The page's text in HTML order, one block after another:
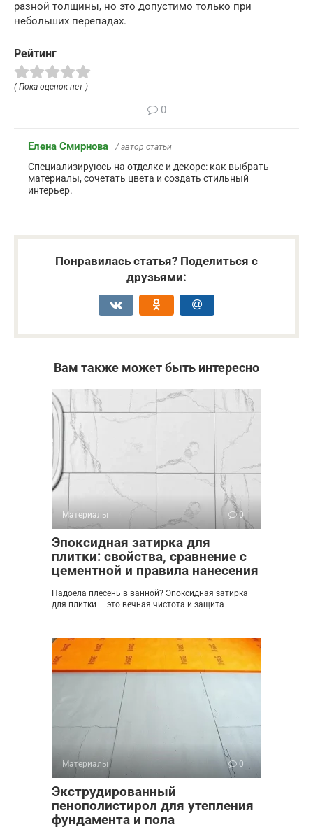
разной толщины, но это допустимо только при
небольших перепадах.
Рейтинг
( Пока оценок нет )
0
Елена Смирнова / автор статьи
Специализируюсь на отделке и декоре: как выбрать
материалы, сочетать цвета и создать стильный
интерьер.
Понравилась статья? Поделиться с
друзьями:
Вам также может быть интересно
Материалы 0
Эпоксидная затирка для
плитки: свойства, сравнение с
цементной и правила нанесения
Надоела плесень в ванной? Эпоксидная затирка
для плитки — это вечная чистота и защита
Материалы 0
Экструдированный
пенополистирол для утепления
фундамента и пола